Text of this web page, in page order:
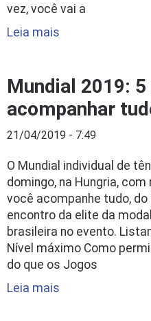
vez, você vai a
Leia mais
Mundial 2019:
acompanhar
21/04/2019 - 7:49
O Mundial individual de
domingo, na Hungria,
você acompanhe tudo,
encontro da elite da
brasileira no evento.
Nível máximo Como
do que os Jogos
Leia mais